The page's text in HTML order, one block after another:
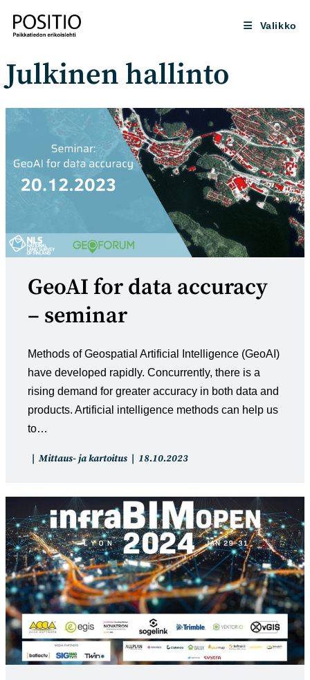
suoraan
sisältöön
Valikko
Julkinen hallinto
GeoAI for data accuracy
– seminar
Methods of Geospatial Artificial Intelligence (GeoAI)
have developed rapidly. Concurrently, there is a
rising demand for greater accuracy in both data and
products. Artificial intelligence methods can help us
to…
Artikkelin
Mittaus- ja kartoitus
Artikkeli
18.10.2023